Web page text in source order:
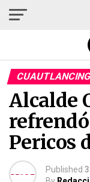
Alcalde
Pericos
Published